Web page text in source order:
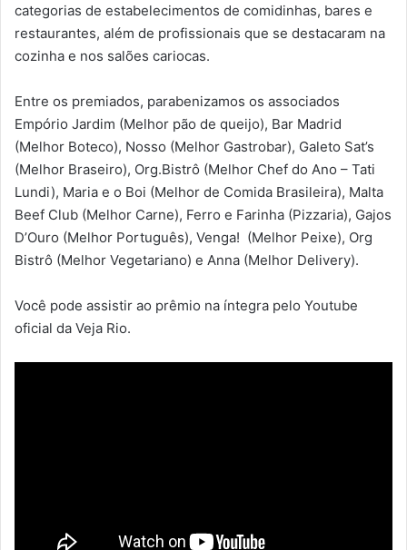
categorias de estabelecimentos de comidinhas, bares e
restaurantes, além de profissionais que se destacaram na
cozinha e nos salões cariocas.
Entre os premiados, parabenizamos os associados
Empório Jardim (Melhor pão de queijo), Bar Madrid
(Melhor Boteco), Nosso (Melhor Gastrobar), Galeto Sat’s
(Melhor Braseiro), Org.Bistrô (Melhor Chef do Ano – Tati
Lundi), Maria e o Boi (Melhor de Comida Brasileira), Malta
Beef Club (Melhor Carne), Ferro e Farinha (Pizzaria), Gajos
D’Ouro (Melhor Português), Venga! (Melhor Peixe), Org
Bistrô (Melhor Vegetariano) e Anna (Melhor Delivery).
Você pode assistir ao prêmio na íntegra pelo Youtube
oficial da Veja Rio.